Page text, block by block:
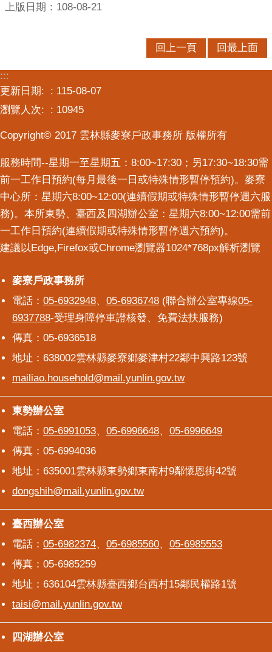
上版日期：108-08-21
回上一頁 回最上面
:::
更新日期:
115-08-07
瀏覽人次:
10945
Copyright© 2017 雲林縣麥寮戶政事務所 版權所有
服務時間--星期一至星期五：8:00~17:30；另17:30~18:30需
前一工作日預約(每月最後一日或特殊情形暫停預約)。麥寮
中心所：星期六8:00~12:00(連續假期或特殊情形暫停週六服
務)。本所東勢、臺西及四湖辦公室：星期六8:00~12:00需前
一工作日預約(連續假期或特殊情形暫停週六預約)。
建議以Edge,Firefox或Chrome瀏覽器1024*768px解析瀏覽
麥寮戶政事務所
麥寮戶政事務所
電話： 05-6932948、 05-6936748 (聯合辦公室專線05-
6937788-受理身障停車證核發、免費法扶服務)
傳真：05-6936518
地址：638002雲林縣麥寮鄉麥津村22鄰中興路123號
mailiao.household@mail.yunlin.gov.tw
東勢辦公室
東勢辦公室
電話： 05-6991053、 05-6996648、 05-6996649
傳真：05-6994036
地址：635001雲林縣東勢鄉東南村9鄰懷恩街42號
dongshih@mail.yunlin.gov.tw
臺西辦公室
臺西辦公室
電話： 05-6982374、 05-6985560、 05-6985553
傳真：05-6985259
地址：636104雲林縣臺西鄉台西村15鄰民權路1號
taisi@mail.yunlin.gov.tw
四湖辦公室
四湖辦公室